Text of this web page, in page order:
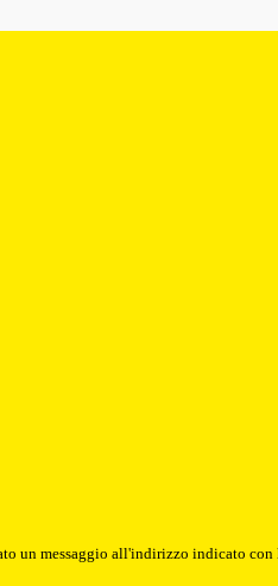
un messaggio all'indirizzo indicato con